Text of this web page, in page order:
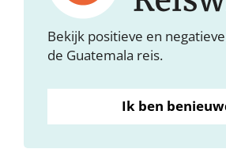
Bekijk positieve en
de Guatemala reis.
Ik ben